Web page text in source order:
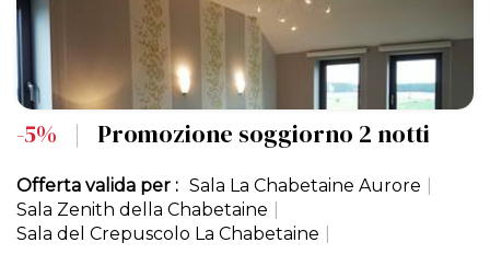
-5% | Promozione soggiorno 2 notti
Offerta valida per : Sala La Chabetaine Aurore
Sala Zenith della Chabetaine
Sala del Crepuscolo La Chabetaine